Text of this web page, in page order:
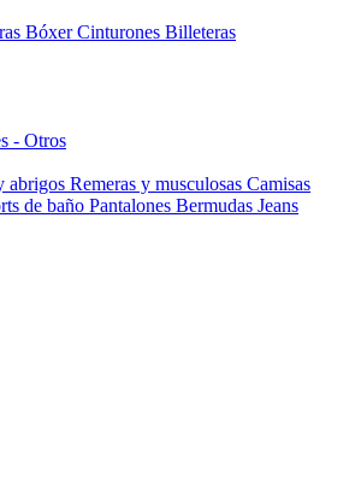
BóxerCinturones Billeteras
- Otros
abrigos Remeras y musculosas Camisas
de baño Pantalones Bermudas Jeans